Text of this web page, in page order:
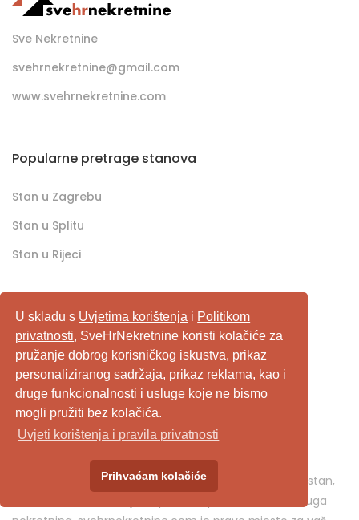
U skladu s Uvjetima korištenja i Politikom
privatnosti, SveHrNekretnine koristi kolačiće za
pružanje dobrog korisničkog iskustva, prikaz
personaliziranog sadržaja, prikaz reklama, kao i
druge funkcionalnosti i usluge koje ne bismo
mogli pružiti bez kolačića.
Uvjeti korištenja i pravila privatnosti
Prihvaćam kolačiće
Sve Nekretnine
svehrnekretnine@gmail.com
www.svehrnekretnine.com
Popularne pretrage stanova
Stan u Zagrebu
Stan u Splitu
Stan u Rijeci
Popularne pretrage kuća
Kuća u Zagrebu
Kuća u Splitu
Kuća u Rijeci
SveHrNekretnine.com predstavlja sveobuhvatan
pretraživač/oglašivač nekretnina. Ukoliko je u pitanju stan,
kuća, vikendica, zemljište, poslovni prostor, ili neka druga